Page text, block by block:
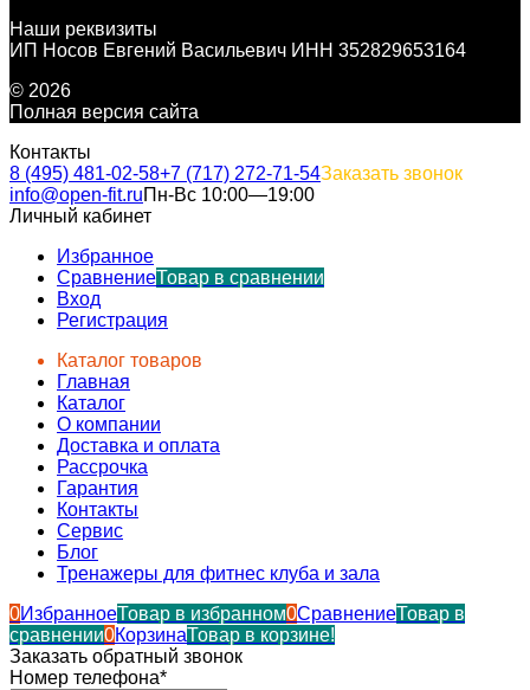
Наши реквизиты
ИП Носов Евгений Васильевич ИНН 352829653164
© 2026
Полная версия сайта
Контакты
8 (495) 481-02-58+7 (717) 272-71-54Заказать звонок
info@open-fit.ruПн-Вс 10:00—19:00
Личный кабинет
Избранное
СравнениеТовар в сравнении
Вход
Регистрация
Каталог товаров
Главная
Каталог
О компании
Доставка и оплата
Рассрочка
Гарантия
Контакты
Сервис
Блог
Тренажеры для фитнес клуба и зала
0ИзбранноеТовар в избранном0СравнениеТовар в
сравнении0КорзинаТовар в корзине!
Заказать обратный звонок
Номер телефона*